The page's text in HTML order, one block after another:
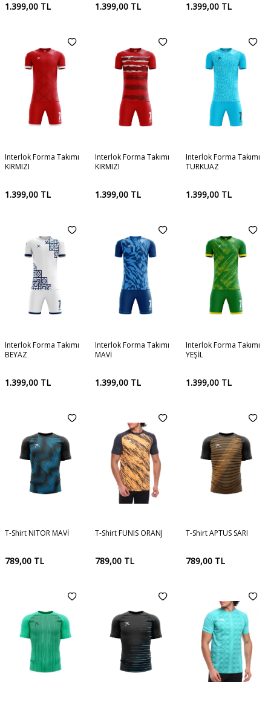
1.399,00 TL 1.399,00 TL 1.399,00TL
Interlok Forma Takımı
KIRMIZI
1.399,00 TL
Interlok Forma Takımı
KIRMIZI
1.399,00 TL
Interlok Forma Takımı
TURKUAZ
1.399,00TL
Interlok Forma Takımı
BEYAZ
1.399,00 TL
Interlok Forma Takımı
MAVİ
1.399,00 TL
Interlok Forma Takımı
YEŞİL
1.399,00TL
T-Shirt NITOR MAVİ
789,00 TL
T-Shirt FUNIS ORANJ
789,00 TL
T-Shirt APTUS SARI
789,00TL